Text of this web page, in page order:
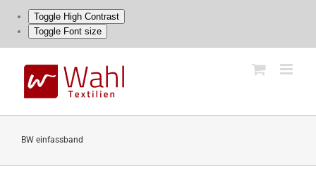
Toggle High Contrast
Toggle Font size
content
BW einfassband